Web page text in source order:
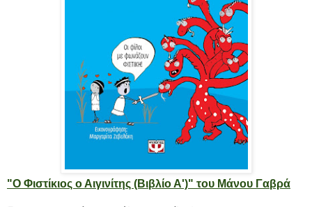
"Ο Φιστίκιος ο Αιγινίτης (Βιβλίο Α')" του Μάνου Γαβρά